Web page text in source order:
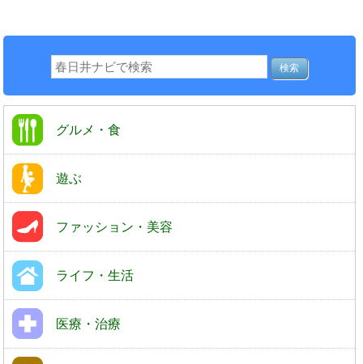
グルメ・食
遊ぶ
ファッション・美容
ライフ・生活
医療・治療